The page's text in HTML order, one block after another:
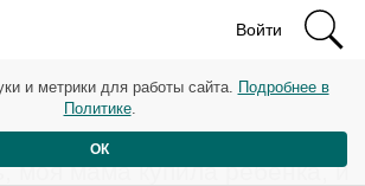
Войти
две маленькие девочки:
моя мама купила ребенка, и
и метрики для работы сайта. Подробнее в
Политике.
ОК